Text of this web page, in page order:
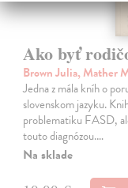
Ako byť
Brown Julia, Mather
Jedna z mála kníh o
slovenskom jazyku.
problematiku FASD,
touto diagnózou.…
Na sklade